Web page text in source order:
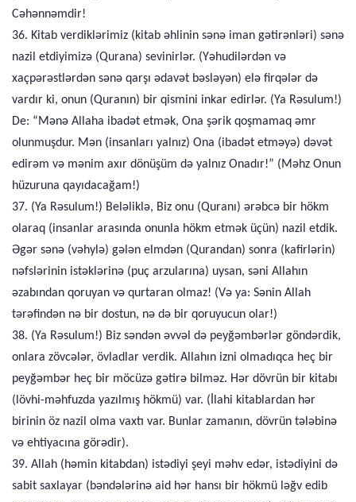
Cəhənnəmdir!
36. Kitab verdiklərimiz (kitab əhlinin sənə iman gətirənləri) sənə
nazil etdiyimizə (Qurana) sevinirlər. (Yəhudilərdən və
xaçpərəstlərdən sənə qarşı ədavət bəsləyən) elə firqələr də
vardır ki, onun (Quranın) bir qismini inkar edirlər. (Ya Rəsulum!)
De: “Mənə Allaha ibadət etmək, Ona şərik qoşmamaq əmr
olunmuşdur. Mən (insanları yalnız) Ona (ibadət etməyə) dəvət
edirəm və mənim axır dönüşüm də yalnız Onadır!” (Məhz Onun
hüzuruna qayıdacağam!)
37. (Ya Rəsulum!) Beləliklə, Biz onu (Quranı) ərəbcə bir hökm
olaraq (insanlar arasında onunla hökm etmək üçün) nazil etdik.
Əgər sənə (vəhylə) gələn elmdən (Qurandan) sonra (kafirlərin)
nəfslərinin istəklərinə (puç arzularına) uysan, səni Allahın
əzabından qoruyan və qurtaran olmaz! (Və ya: Sənin Allah
tərəfindən nə bir dostun, nə də bir qoruyucun olar!)
38. (Ya Rəsulum!) Biz səndən əvvəl də peyğəmbərlər göndərdik,
onlara zövcələr, övladlar verdik. Allahın izni olmadıqca heç bir
peyğəmbər heç bir möcüzə gətirə bilməz. Hər dövrün bir kitabı
(lövhi-məhfuzda yazılmış hökmü) var. (İlahi kitablardan hər
birinin öz nazil olma vaxtı var. Bunlar zamanın, dövrün tələbinə
və ehtiyacına görədir).
39. Allah (həmin kitabdan) istədiyi şeyi məhv edər, istədiyini də
sabit saxlayar (bəndələrinə aid hər hansı bir hökmü ləğv edib